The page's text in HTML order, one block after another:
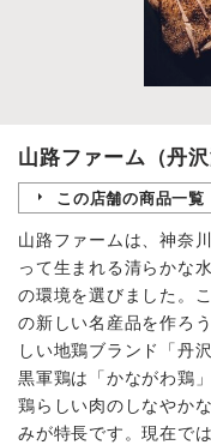
山路ファーム（丹
この店舗の商品一覧
山路ファームは、神奈
って生まれる清らかな
の環境を選びました。
の新しい名産品を作ろ
しい地鶏ブランド「丹
黒軍鶏は「かながわ鶏
鶏らしい肉のしなやか
みが特長です。現在で